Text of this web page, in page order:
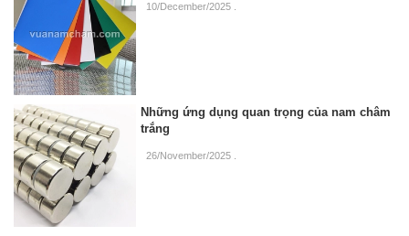
10/December/2025
Những ứng dụng quan trọng của nam châm
trắng
26/November/2025